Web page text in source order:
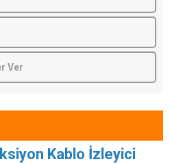
Ver
Kablo İzleyici